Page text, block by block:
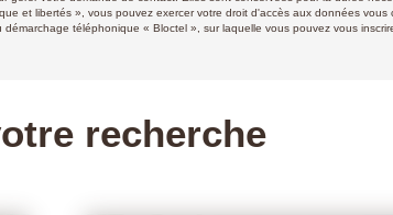
et libertés », vous pouvez exercer votre droit d'accès aux données vous
téléphonique « Bloctel », sur laquelle vous pouvez vous
recherche